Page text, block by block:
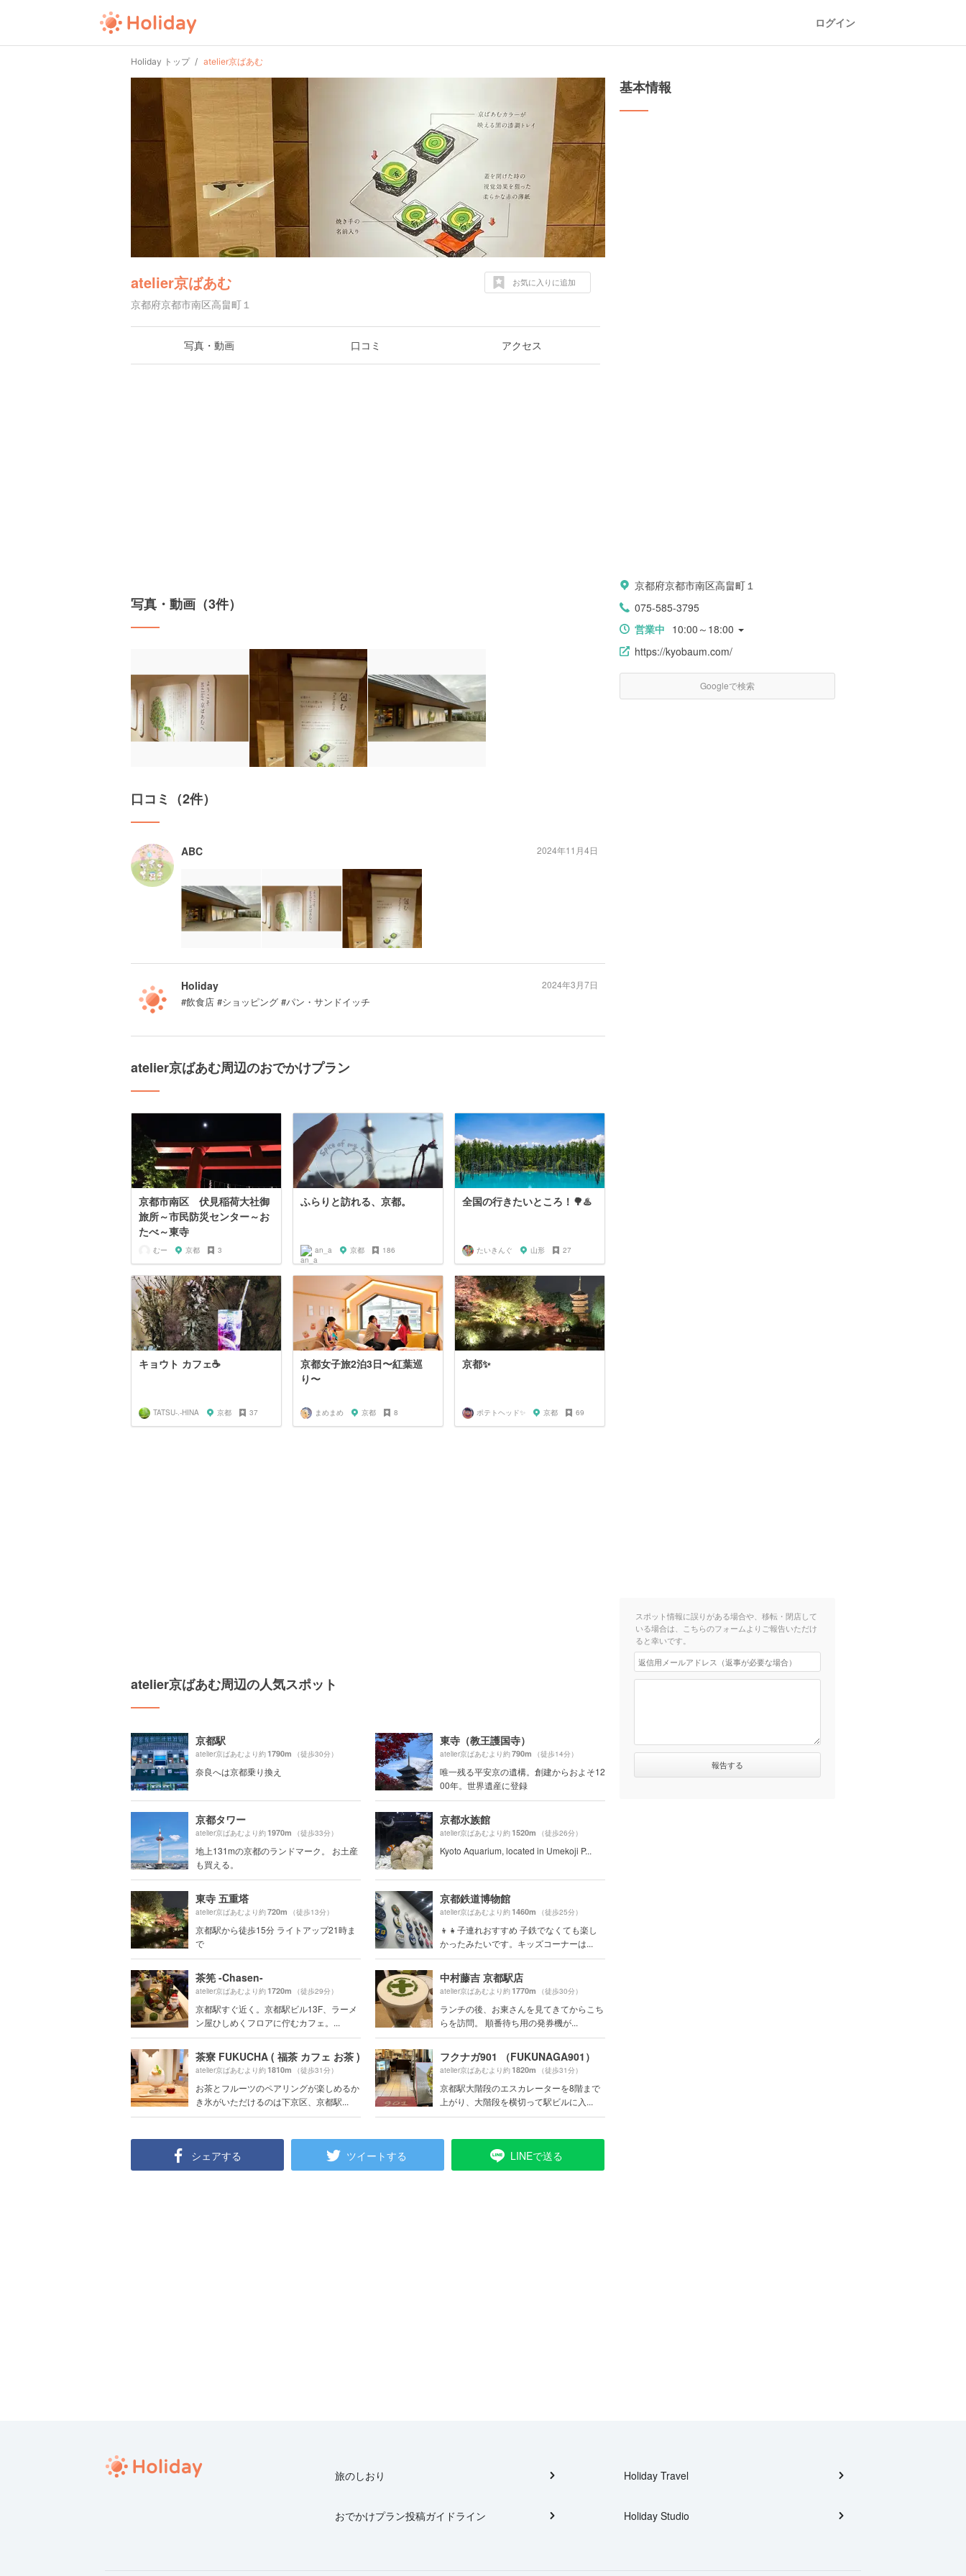
ログイン
Holiday トップ atelier京ばあむ
atelier京ばあむ
京都府京都市南区高畠町１
お気に入りに追加
写真・動画 口コミ アクセス
写真・動画（3件）
口コミ（2件）
ABC 2024年11月4日
Holiday
#飲食店 #ショッピング #パン・サンドイッチ
2024年3月7日
atelier京ばあむ周辺のおでかけプラン
京都市南区 伏見稲荷大社御
旅所～市民防災センター～お
たべ～東寺
むー 京都 3
ふらりと訪れる、京都。
an_a 京都 186
全国の行きたいところ！🌳♨️
たいきんぐ 山形 27
キョウト カフェ☕
TATSU-.-HINA 京都 37
京都女子旅2泊3日〜紅葉巡
り〜
まめまめ 京都 8
京都✨
ポテトヘッド✨ 京都 69
atelier京ばあむ周辺の人気スポット
京都駅
atelier京ばあむより約1790m （徒歩30分）
奈良へは京都乗り換え
東寺（教王護国寺）
atelier京ばあむより約790m （徒歩14分）
唯一残る平安京の遺構。創建からおよそ12
00年。世界遺産に登録
京都タワー
atelier京ばあむより約1970m （徒歩33分）
地上131mの京都のランドマーク。 お土産
も買える。
京都水族館
atelier京ばあむより約1520m （徒歩26分）
Kyoto Aquarium, located in Umekoji P...
東寺 五重塔
atelier京ばあむより約720m （徒歩13分）
京都駅から徒歩15分 ライトアップ21時ま
で
京都鉄道博物館
atelier京ばあむより約1460m （徒歩25分）
👦👧子連れおすすめ 子鉄でなくても楽し
かったみたいです。キッズコーナーは...
茶筅 -Chasen-
atelier京ばあむより約1720m （徒歩29分）
京都駅すぐ近く。京都駅ビル13F、ラーメ
ン屋ひしめくフロアに佇むカフェ。...
中村藤吉 京都駅店
atelier京ばあむより約1770m （徒歩30分）
ランチの後、お東さんを見てきてからこち
らを訪問。 順番待ち用の発券機が...
茶寮 FUKUCHA ( 福茶 カフェ お茶 )
atelier京ばあむより約1810m （徒歩31分）
お茶とフルーツのペアリングが楽しめるか
き氷がいただけるのは下京区、京都駅...
フクナガ901 （FUKUNAGA901）
atelier京ばあむより約1820m （徒歩31分）
京都駅大階段のエスカレーターを8階まで
上がり、大階段を横切って駅ビルに入...
シェアする ツイートする LINEで送る
基本情報
京都府京都市南区高畠町１
075-585-3795
営業中 10:00～18:00
https://kyobaum.com/
Googleで検索
スポット情報に誤りがある場合や、移転・閉店して
いる場合は、こちらのフォームよりご報告いただけ
ると幸いです。
旅のしおり
おでかけプラン投稿ガイドライン
Holiday Travel
Holiday Studio